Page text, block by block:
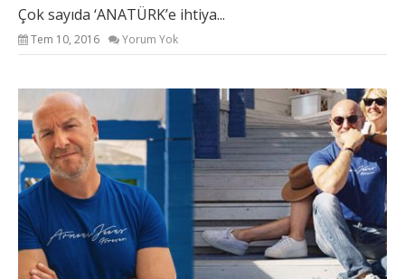
Çok sayıda ‘ANATÜRK’e ihtiya...
Tem 10, 2016 Yorum Yok